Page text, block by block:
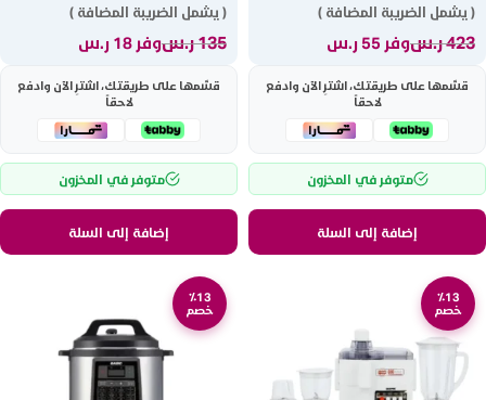
( يشمل الضريبة المضافة )
423ر.سوفر 55 ر.س
قسّمها على طريقتك، اشترِ الآن وادفع
لاحقاً
متوفر في المخزون
إضافة إلى السلة
( يشمل الضريبة المضافة )
135ر.سوفر 18 ر.س
قسّمها على طريقتك، اشترِ الآن وادفع
لاحقاً
متوفر في المخزون
إضافة إلى السلة
٪13
خصم
٪13
خصم